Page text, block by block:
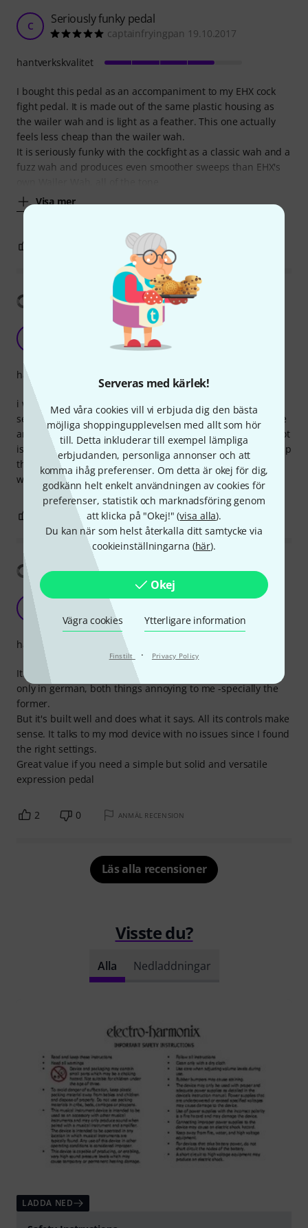
Serveras med kärlek!
Med våra cookies vill vi erbjuda dig den bästa
möjliga shoppingupplevelsen med allt som hör
till. Detta inkluderar till exempel lämpliga
erbjudanden, personliga annonser och att
komma ihåg preferenser. Om detta är okej för dig,
godkänn helt enkelt användningen av cookies för
preferenser, statistik och marknadsföring genom
att klicka på "Okej!" (visa alla).
Du kan när som helst återkalla ditt samtycke via
cookieinställningarna (här).
Okej
Vägra cookies Ytterligare information
Finstilt · Privacy Policy
C Seriously funky pedal
captainfryingpan 19.10.2017
I bought this pedal as an accompaniment to my EHX cock
fight pedal. It is made out of the same plastic housing as
the wailer wah and is light as a feather. This one actually
feels less cheap than the wailer wah.
It is seriously funky with the cockfight as a classic wah and a
fuzz wah and produces even smoother sweeps than EHX's
Visa mer
hantverkskvalitet
ANMÄL RECENSION
Visa översättning
cheap, but not so cheerful
John2402 20.03.2024
i was looking for a simple foot controller pedal and this
seemed to fit the bill. however, the pedal action is too loose
and as a result it drifts to a neutral position whenever a foot
is not on it. i have looked to see if there is a way to stiffen up
the movement but can't find any answer.
would not recommend as a result
hantverkskvalitet
1 ANMÄL RECENSION
Visa översättning
LIght but tough. Does the job
Paulover 03.03.2021
It arrived dusty in the inner parts, and with instructions
only in german, both things annoying to me -specially the
former.
But it's built well and does what it says. All its controls make
sense. It talks to my mod device with no issues since I found
the right settings.
Great value if you need a simple but solid and versatile
expression pedal
hantverkskvalitet
2 0 ANMÄL RECENSION
Läs alla recensioner
Visste du?
Alla Nedladdningar
LADDA NED